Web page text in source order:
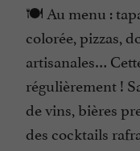
🍽️ Au menu :
colorée, pizzas,
artisanales…
régulièrement !
de vins, bières
des cocktails